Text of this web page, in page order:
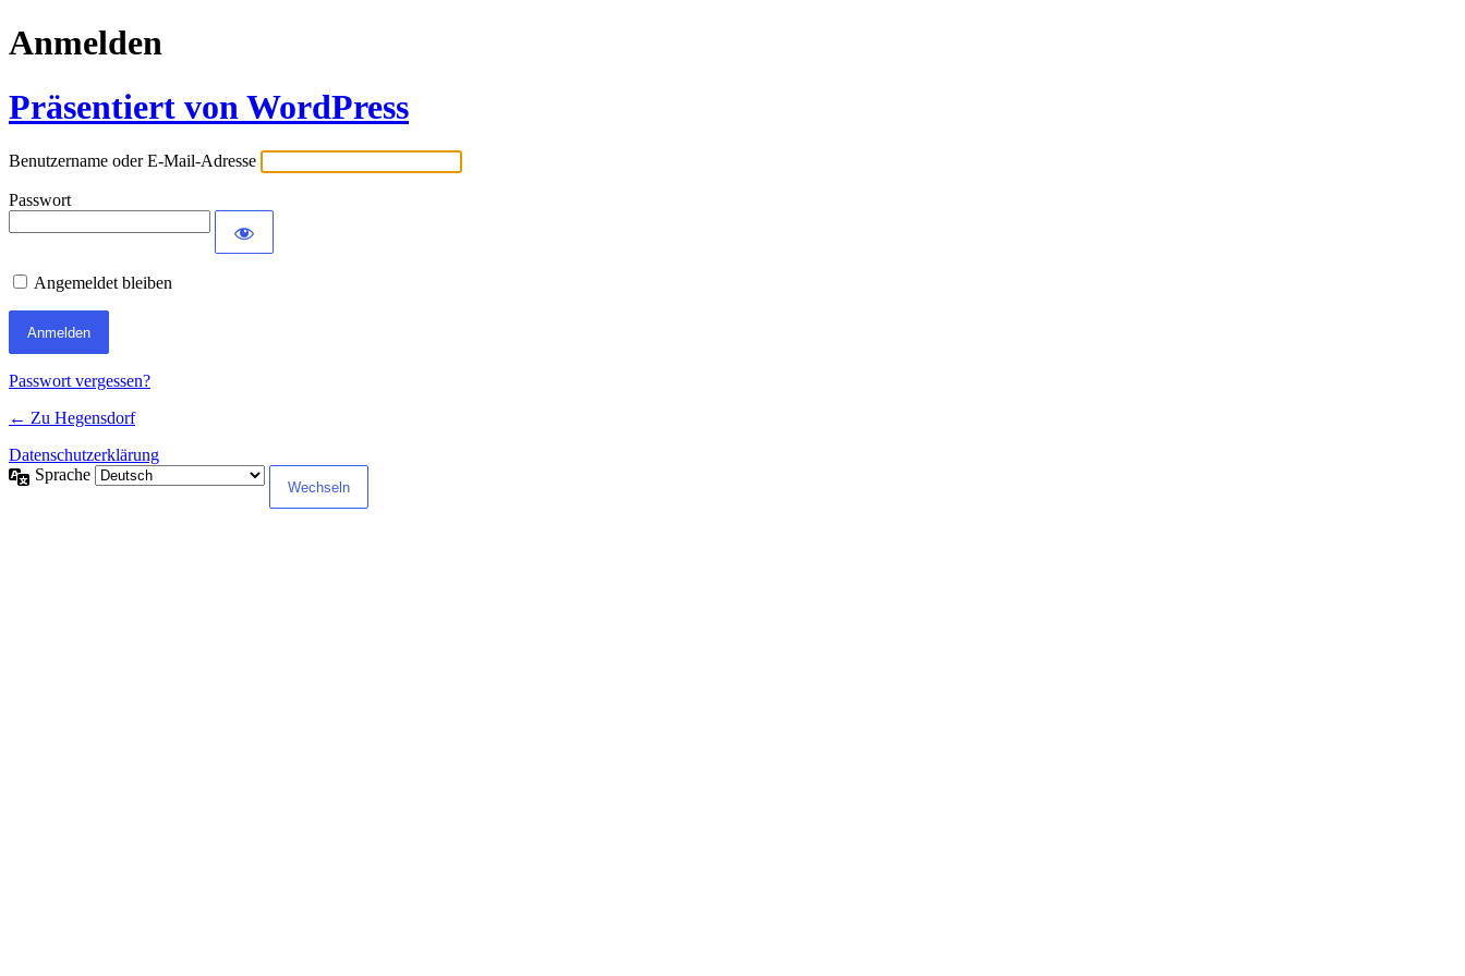
Anmelden
Präsentiert von WordPress
Benutzername oder E-Mail-Adresse
Passwort
Angemeldet bleiben
Passwort vergessen?
← Zu Hegensdorf
Datenschutzerklärung
Sprache